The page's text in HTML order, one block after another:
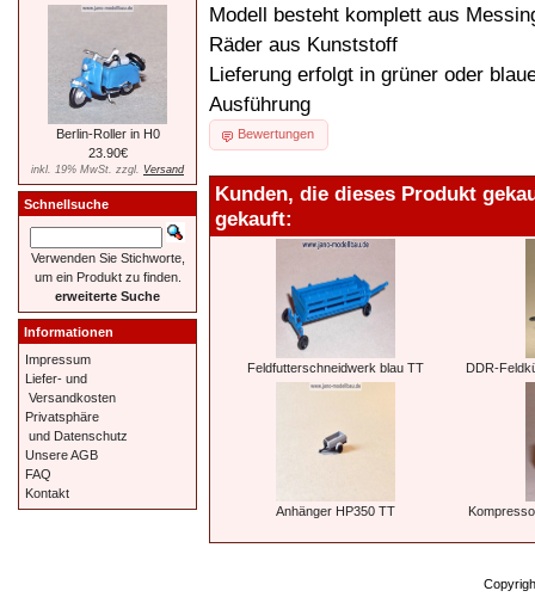
Modell besteht komplett aus
Räder aus Kunststoff
Lieferung erfolgt in grüner oder
Ausführung
Bewertungen
Kunden, die dieses Produkt
gekauft:
Feldfutterschneidwerk blau TT DDR-
Anhänger HP350 TT
Berlin-Roller in H0
23.90€
inkl. 19% MwSt. zzgl. Versand
Schnellsuche
Verwenden Sie Stichworte,
um ein Produkt zu finden.
erweiterte Suche
Informationen
Impressum
Liefer- und
Versandkosten
Privatsphäre
und Datenschutz
Unsere AGB
FAQ
Kontakt